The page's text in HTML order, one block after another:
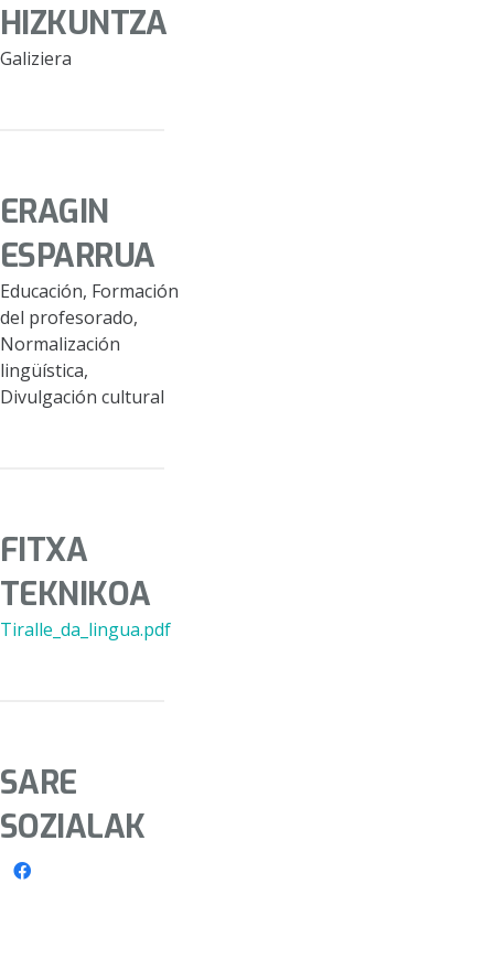
HIZKUNTZA
Galiziera
ERAGIN
ESPARRUA
Educación, Formación
del profesorado,
Normalización
lingüística,
Divulgación cultural
FITXA
TEKNIKOA
Tiralle_da_lingua.pdf
SARE
SOZIALAK